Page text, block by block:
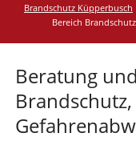
Brandschutz Küpperbusch
Bereich
Beratung